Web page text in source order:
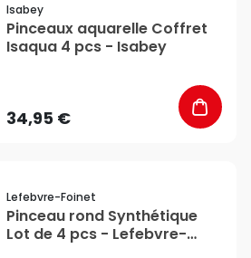
Isabey
Pinceaux aquarelle Coffret
Isaqua 4 pcs - Isabey
34,95 €
Lefebvre-Foinet
Pinceau rond Synthétique
Lot de 4 pcs - Lefebvre-